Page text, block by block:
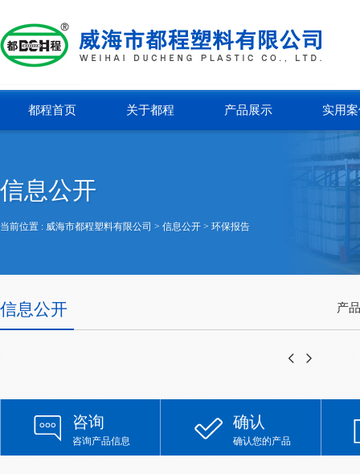
都程首页 关于都程 产品展示 实用
信息公开
当前位置 : 威海市都程塑料有限公司 > 信息公开 > 环保报告
信息公开 产
咨询
咨询产品信息
确认
确认您的产品